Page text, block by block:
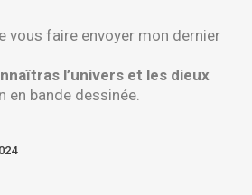
vous faire envoyer mon dernier
l’univers et les dieux
en bande dessinée.